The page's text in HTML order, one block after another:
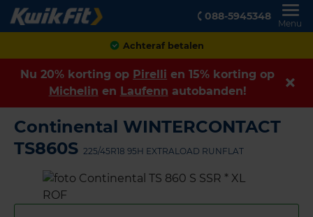
088-5945348
Menu
Achteraf betalen
Nu 20% korting op Pirelli en 15% korting op
Michelin en Laufenn autobanden!
Continental WINTERCONTACT
TS860S 225/45R18 95H EXTRALOAD RUNFLAT